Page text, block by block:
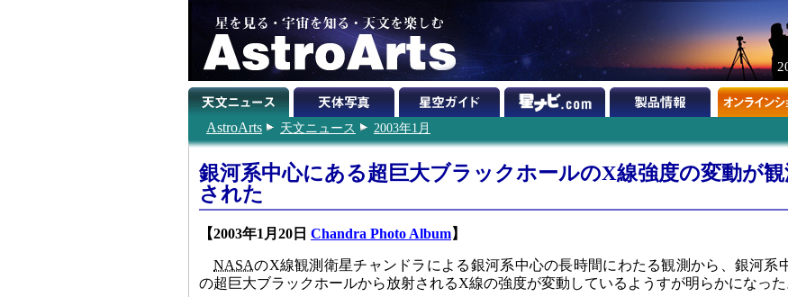
AstroArts 天文ニュース 2003年1月
銀河系中心にある超巨大ブラックホールのX線強度の変動が観
された
【2003年1月20日 Chandra Photo Album】
NASAのX線観測衛星チャンドラによる銀河系中心の長時間にわたる観測から、銀河系
の超巨大ブラックホールから放射されるX線の強度が変動しているようすが明らかになった